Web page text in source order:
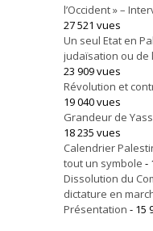
l’Occident » –
27 521 vues
Un seul Etat en
judaïsation ou de
23 909 vues
Révolution et
19 040 vues
Grandeur de
18 235 vues
Calendrier
tout un symbole -
Dissolution du
dictature en
Présentation - 15